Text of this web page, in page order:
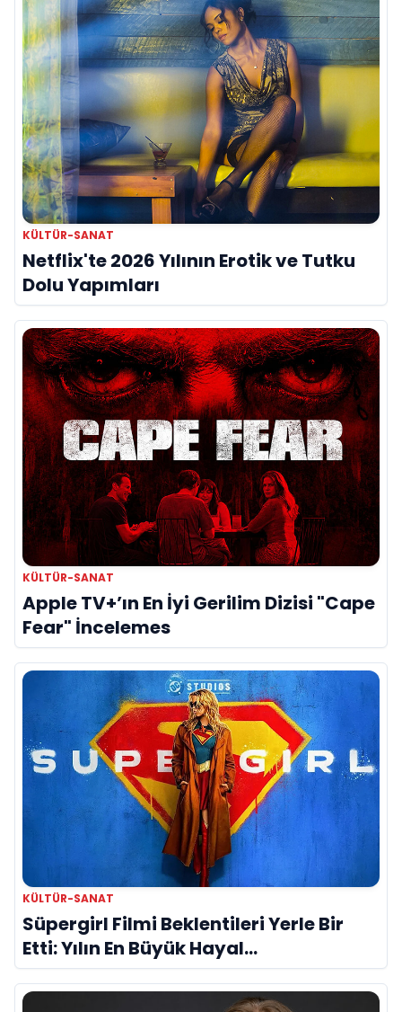
KÜLTÜR-SANAT
Netflix'te 2026 Yılının Erotik ve Tutku
Dolu Yapımları
KÜLTÜR-SANAT
Apple TV+’ın En İyi Gerilim Dizisi "Cape
Fear" İncelemes
KÜLTÜR-SANAT
Süpergirl Filmi Beklentileri Yerle Bir
Etti: Yılın En Büyük Hayal
Kırıklıklarından Biri mi?